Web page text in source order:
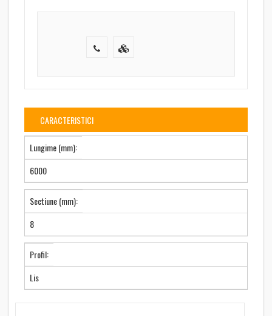
CARACTERISTICI
Lungime (mm):
6000
Sectiune (mm):
8
Profil:
Lis